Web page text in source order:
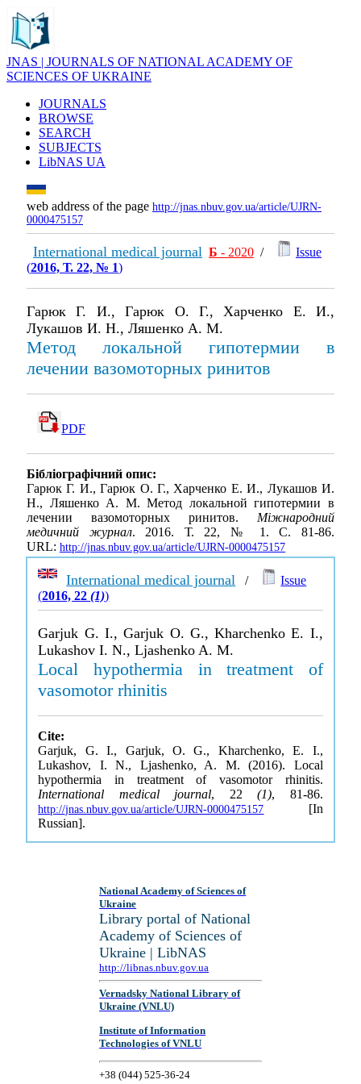
JNAS | JOURNALS OF NATIONAL ACADEMY OF
SCIENCES OF UKRAINE
JOURNALS
BROWSE
SEARCH
SUBJECTS
LibNAS UA
web address of the page http://jnas.nbuv.gov.ua/article/UJRN-
0000475157
International medical journal Б - 2020 /
Issue
(2016, Т. 22, № 1)
Гарюк Г. И., Гарюк О. Г., Харченко Е. И.,
Лукашов И. Н., Ляшенко А. М.
Метод локальной гипотермии в
лечении вазомоторных ринитов
PDF
Бібліографічний опис:
Гарюк Г. И., Гарюк О. Г., Харченко Е. И., Лукашов И.
Н., Ляшенко А. М. Метод локальной гипотермии в
лечении вазомоторных ринитов. Міжнародний
медичний журнал. 2016. Т. 22, № 1. С. 81-86.
URL: http://jnas.nbuv.gov.ua/article/UJRN-0000475157
International medical journal /
Issue
(2016, 22(1))
Garjuk G. I., Garjuk O. G., Kharchenko E. I.,
Lukashov I. N., Ljashenko A. M.
Local hypothermia in treatment of
vasomotor rhinitis
Cite:
Garjuk, G. I., Garjuk, O. G., Kharchenko, E. I.,
Lukashov, I. N., Ljashenko, A. M. (2016). Local
hypothermia in treatment of vasomotor rhinitis.
International medical journal, 22(1), 81-86.
http://jnas.nbuv.gov.ua/article/UJRN-0000475157 [In
Russian].
National Academy of Sciences of
Ukraine
Library portal of National
Academy of Sciences of
Ukraine | LibNAS
http://libnas.nbuv.gov.ua
Vernadsky National Library of
Ukraine (VNLU)
Institute of Information
Technologies of VNLU
+38 (044) 525-36-24